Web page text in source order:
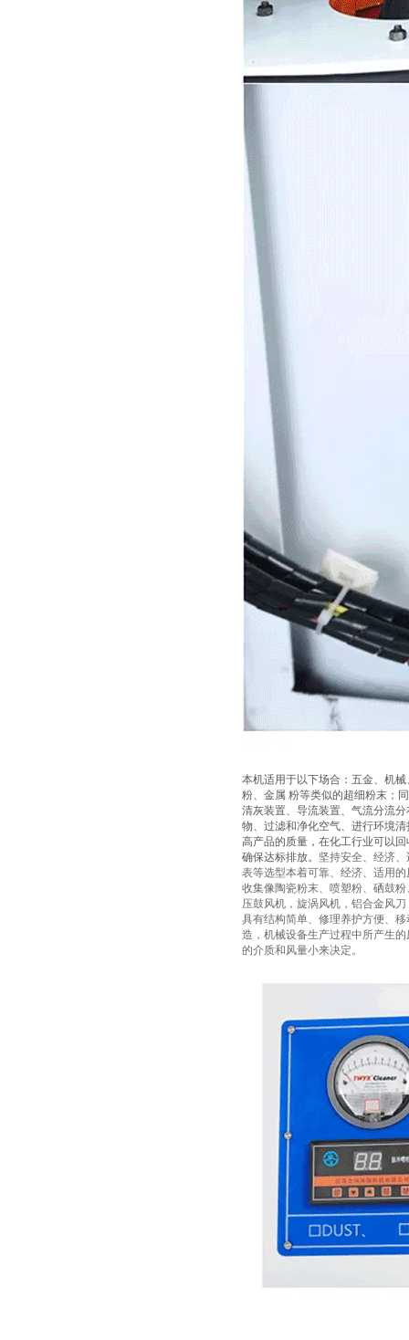
本机适用于以下场合：五金、机
粉、金属 粉等类似的超细粉末；
清灰装置、导流装置、气流分流
物、过滤和净化空气、进行环境
高产品的质量，在化工行业可以
确保达标排放。 坚持安全、经济
表等选型本着可靠、经济、适用
收集像陶瓷粉末、喷塑粉、硒鼓
压鼓风机，旋涡风机，铝合金风
具有结构简单、修理养护方便、
造，机械设备生产过程中所产生
的介质和风量小来决定。